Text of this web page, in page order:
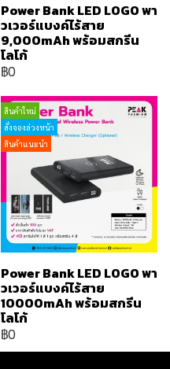
Power Bank LED LOGO พา
วเวอร์แบงค์ไร้สาย
9,000mAh พร้อมสกรีน
โลโก้
฿0
สินค้าใหม่
สั่งจองล่วงหน้า
สินค้าแนะนำ
Power Bank LED LOGO พา
วเวอร์แบงค์ไร้สาย
10000mAh พร้อมสกรีน
โลโก้
฿0